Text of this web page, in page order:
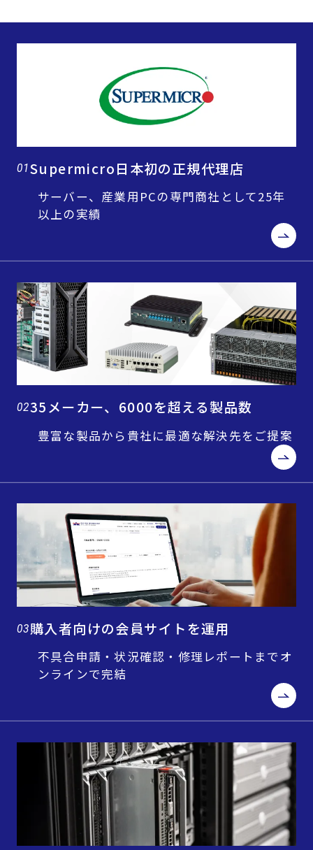
01Supermicro日本初の正規代理店
サーバー、産業用PCの専門商社として25年
以上の実績
0235メーカー、6000を超える製品数
豊富な製品から貴社に最適な解決先をご提案
03購入者向けの会員サイトを運用
不具合申請・状況確認・修理レポートまでオ
ンラインで完結